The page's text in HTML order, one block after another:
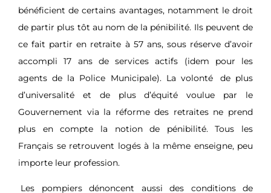
bénéficient de certains avantages, notamment le droit
de partir plus tôt au nom de la pénibilité. Ils peuvent de
ce fait partir en retraite à 57 ans, sous réserve d’avoir
accompli 17 ans de services actifs (idem pour les
agents de la Police Municipale). La volonté
de plus
d’universalité et de plus d’équité voulue par le
Gouvernement via la réforme des retraitesne prend
plus en compte la notion de pénibilité. Tous les
Français se retrouvent logés à la même enseigne, peu
importe leur profession.
Les pompiers dénoncent aussi des conditions de